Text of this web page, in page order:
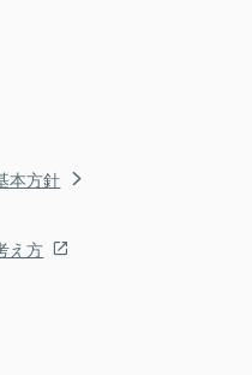
本方針
え方